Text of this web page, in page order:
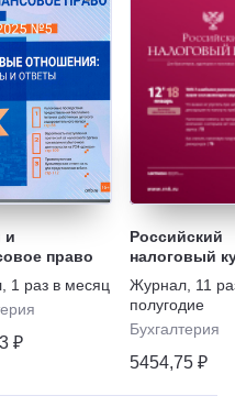
и
право
1 раз в месяц
₽
Российский
налоговый
Журнал 11
полугодие
Бухгалтерия
5454,75 ₽